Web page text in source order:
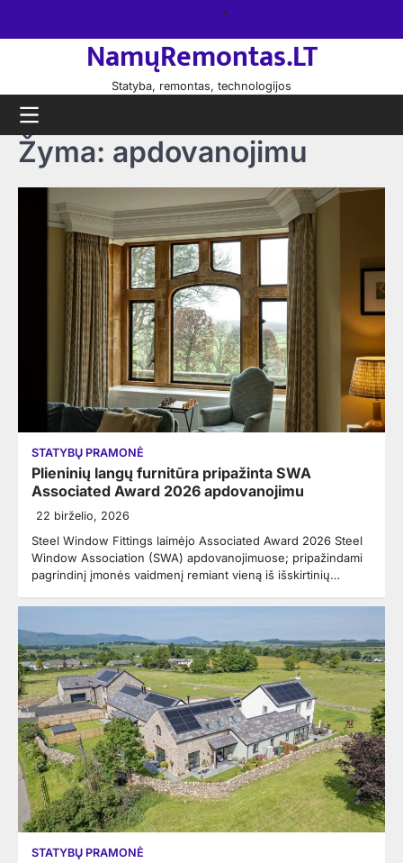
NamųRemontas.LT
Statyba, remontas, technologijos
Žyma: apdovanojimu
STATYBŲ PRAMONĖ
Plieninių langų furnitūra pripažinta SWA
Associated Award 2026 apdovanojimu
22 birželio, 2026
Steel Window Fittings laimėjo Associated Award 2026 Steel
Window Association (SWA) apdovanojimuose; pripažindami
pagrindinį įmonės vaidmenį remiant vieną iš išskirtinių…
STATYBŲ PRAMONĖ